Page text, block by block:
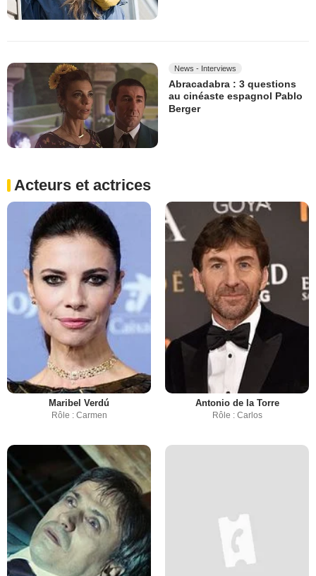
News - Interviews
Abracadabra : 3 questions
au cinéaste espagnol Pablo
Berger
Acteurs et actrices
Maribel Verdú
Rôle : Carmen
Antonio de la Torre
Rôle : Carlos